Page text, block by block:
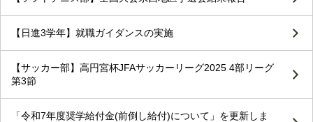
【日進3学年】就職ガイダンスの実施
【サッカー部】高円宮杯JFAサッカーリーグ2025 4部リーグ
第3節
「令和7年度奨学給付金(前倒し給付)について」を更新しま